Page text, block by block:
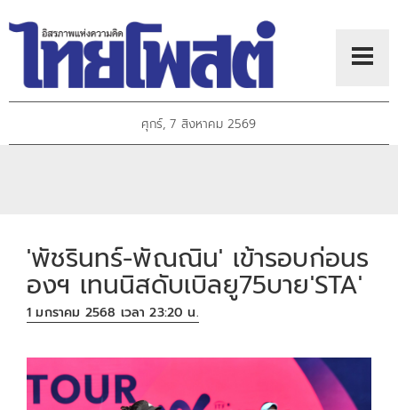
ศุกร์, 7 สิงหาคม 2569
'พัชรินทร์-พัณณิน' เข้ารอบก่อนร
องฯ เทนนิสดับเบิลยู75บาย'STA'
1 มกราคม 2568 เวลา 23:20 น.